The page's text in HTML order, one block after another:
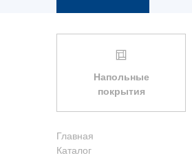
Напольные
покрытия
Главная
Каталог